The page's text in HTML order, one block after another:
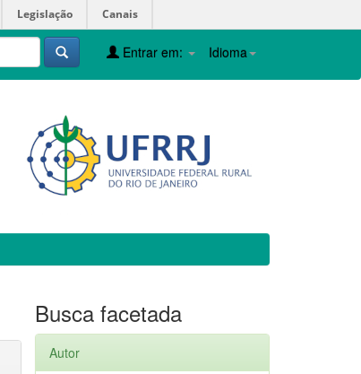
Legislação Canais
Idioma
Entrar em:
Busca facetada
Autor